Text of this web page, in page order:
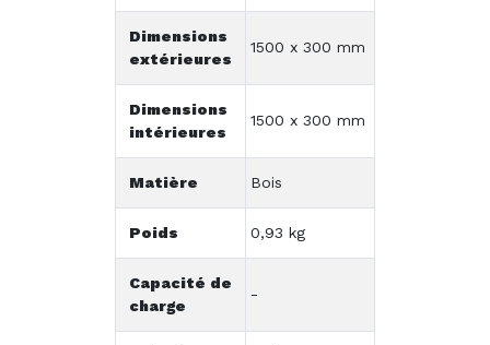
Dimensions
extérieures
1500 x 300 mm
Dimensions
intérieures
1500 x 300 mm
Matière Bois
Poids 0,93 kg
Capacité de
charge
-